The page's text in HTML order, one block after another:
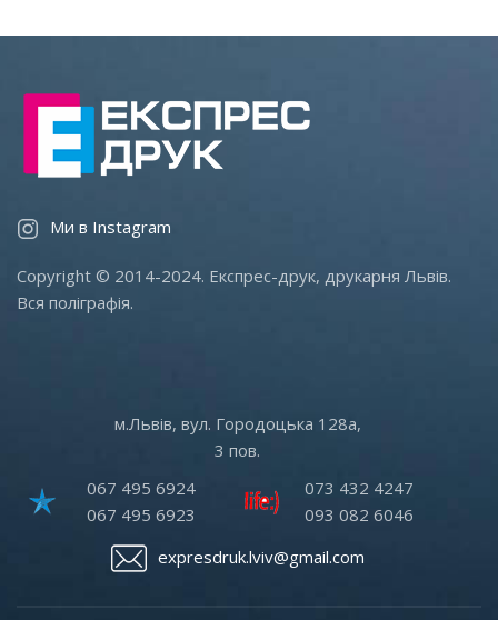
Ми в Instagram
Copyright © 2014-2024. Експрес-друк, друкарня Львів.
Вся поліграфія.
м.Львів, вул. Городоцька 128а,
3 пов.
067 495 6924
067 495 6923
073 432 4247
093 082 6046
expresdruk.lviv@gmail.com